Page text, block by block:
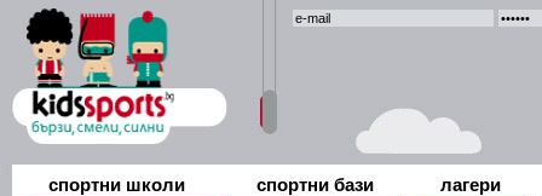
спортни школи спортни бази лагери